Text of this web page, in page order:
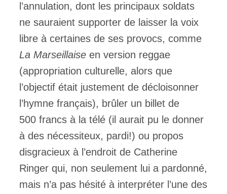
l’annulation, dont les principaux soldats
ne sauraient supporter de laisser la voix
libre à certaines de ses provocs, comme
La Marseillaise en version reggae
(appropriation culturelle, alors que
l’objectif était justement de décloisonner
l’hymne français), brûler un billet de
500 francs à la télé (il aurait pu le donner
à des nécessiteux, pardi!) ou propos
disgracieux à l’endroit de Catherine
Ringer qui, non seulement lui a pardonné,
mais n’a pas hésité à interpréter l’une des